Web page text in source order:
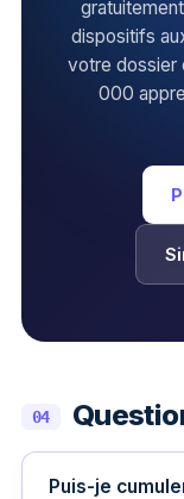
dispositifs
votre dossier
000
04
Puis-je